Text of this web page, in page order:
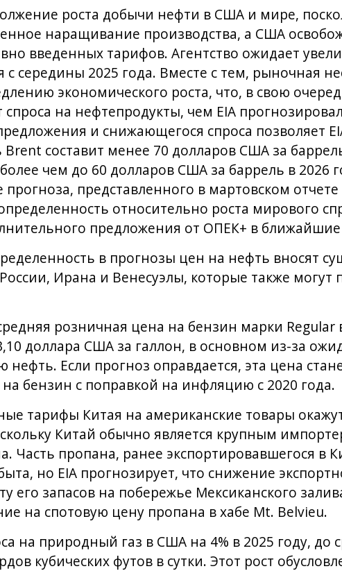
роста добычи нефти в США и мире,
наращивание производства, а США
введенных тарифов. Агентство ожидает
с середины 2025 года. Вместе с тем, рыночная
экономического роста, что, в свою
на нефтепродукты, чем EIA
и снижающегося спроса позволяет
составит менее 70 долларов США за
чем до 60 долларов США за баррель в 2026
представленного в мартовском отчете
относительно роста мирового
предложения от ОПЕК+ в
в прогнозы цен на нефть вносят
Ирана и Венесуэлы, которые также могут
розничная цена на бензин марки
доллара США за галлон, в основном из-за
Если прогноз оправдается, эта цена
бензин с поправкой на инфляцию с 2020 года.
тарифы Китая на американские товары
Китай обычно является крупным
Часть пропана, ранее экспортировавшегося в
но EIA прогнозирует, что снижение
его запасов на побережье Мексиканского
на спотовую цену пропана в хабе Mt. Belvieu.
на природный газ в США на 4% в 2025 году, до
кубических футов в сутки. Этот рост